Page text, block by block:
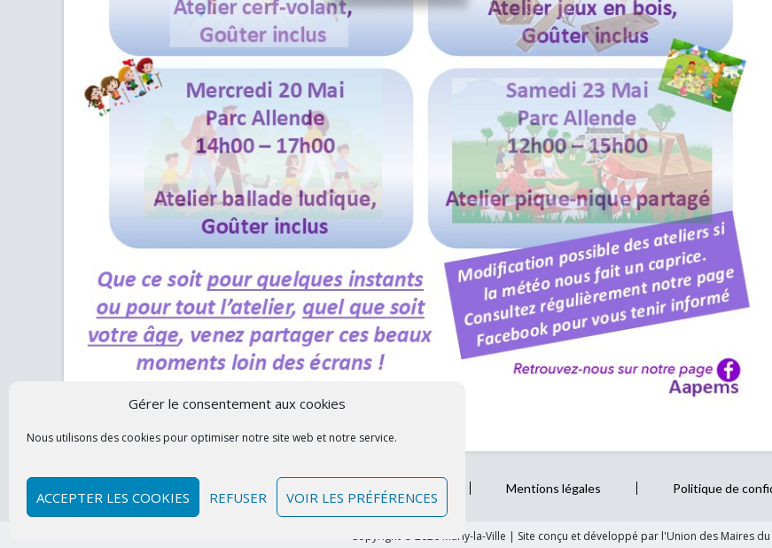
Gérer le consentement aux cookies
Nous utilisons des cookies pour optimiser notre site web et notre service.
ACCEPTER LES COOKIES REFUSER VOIR LES PRÉFÉRENCES
Contactez-nous Mentions légales Politique de
Copyright © 2026 Marly-la-Ville | Site conçu et développé par l'Union des Maires